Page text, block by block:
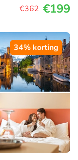
€362 €199
34% korting